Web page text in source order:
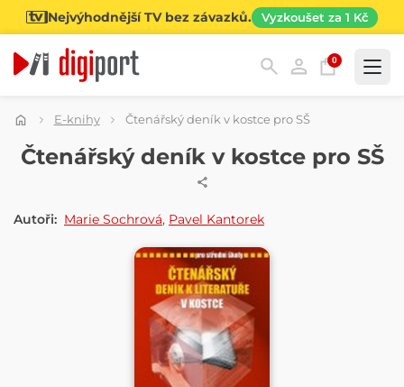
Nejvýhodnější TV bez závazků. Vyzkoušet za 1 Kč
0
Kategorie
E-knihy Čtenářský deník v kostce pro SŠ
E-KNIHA
Čtenářský deník v kostce pro SŠ
Autoři: Marie Sochrová, Pavel Kantorek